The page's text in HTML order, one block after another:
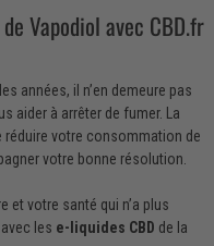
Vapodiol avec CBD.fr
années, il n’en demeure pas
aider à arrêter de fumer. La
votre consommation de
votre bonne résolution.
et votre santé qui n’a plus
les e-liquides CBD de la